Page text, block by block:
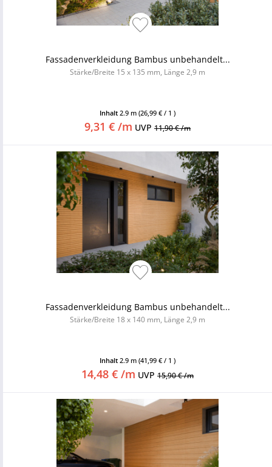
Fassadenverkleidung Bambus unbehandelt...
Stärke/Breite 15 x 135 mm, Länge 2,9 m
Inhalt 2.9 m (26,99 € / 1 )
9,31 € /m UVP 11,90 € /m
Fassadenverkleidung Bambus unbehandelt...
Stärke/Breite 18 x 140 mm, Länge 2,9 m
Inhalt 2.9 m (41,99 € / 1 )
14,48 € /m UVP 15,90 € /m